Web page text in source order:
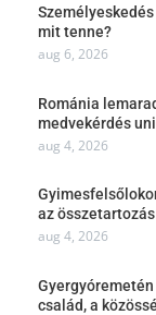
mit tenne?
aug 6, 2026
Románia
medvekérdés
aug 4, 2026
az
aug 4, 2026
család, a